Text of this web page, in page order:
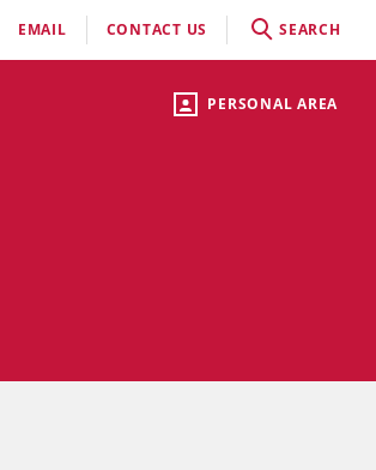
PERSONAL AREA
EMAIL CONTACT US SEARCH